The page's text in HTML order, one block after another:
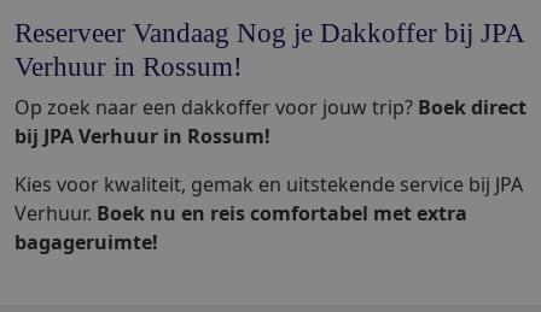
Reserveer Vandaag Nog je Dakkoffer bij JPA
Verhuur in Rossum!
Op zoek naar een dakkoffer voor jouw trip? Boek direct
bij JPA Verhuur in Rossum!
Kies voor kwaliteit, gemak en uitstekende service bij JPA
Verhuur. Boek nu en reis comfortabel met extra
bagageruimte!